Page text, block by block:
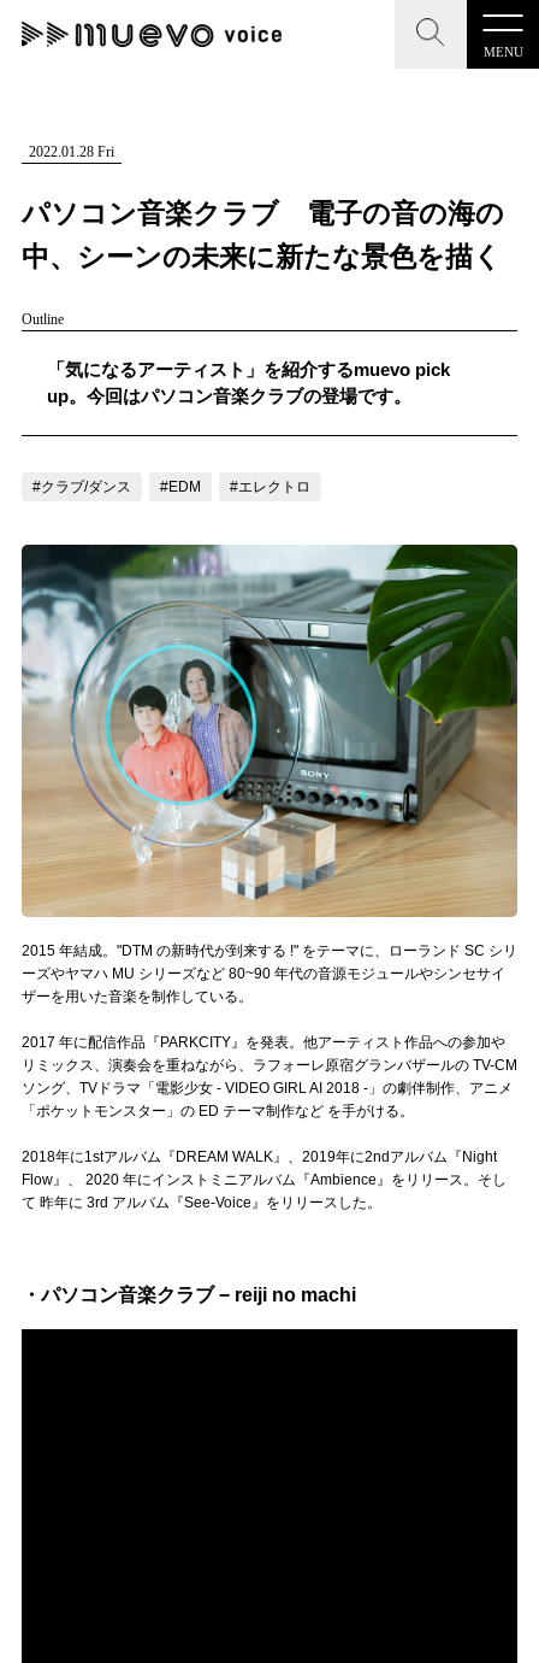
MENU
CLOSE
記事を検索する
人気ワード
#男性SSW #ポップス #女性SSW #ロック
CLOSE
"読者の声を形にする”音楽特化メディア
MENU
記事一覧
記事リクエスト
ログイン
LINK
muevoクラウドファンディング
muevoコミュニティ
ぶいクラ！by muevo
ぶいコミュ！by muevo
ぶいマガ！ by muevo
Follow us
Official SNS
2022.01.28 Fri
パソコン音楽クラブ 電子の音の海の
中、シーンの未来に新たな景色を描く
Outline
「気になるアーティスト」を紹介するmuevo pick
up。今回はパソコン音楽クラブの登場です。
#クラブ/ダンス #EDM #エレクトロ
2015 年結成。"DTM の新時代が到来する !" をテーマに、ローランド SC シリ
ーズやヤマハ MU シリーズなど 80~90 年代の音源モジュールやシンセサイ
ザーを用いた音楽を制作している。
2017 年に配信作品『PARKCITY』を発表。他アーティスト作品への参加や
リミックス、演奏会を重ねながら、ラフォーレ原宿グランバザールの TV-CM
ソング、TVドラマ「電影少女 - VIDEO GIRL AI 2018 -」の劇伴制作、アニメ
「ポケットモンスター」の ED テーマ制作など を手がける。
2018年に1stアルバム『DREAM WALK』、2019年に2ndアルバム『Night
Flow』、 2020 年にインストミニアルバム『Ambience』をリリース。そし
て 昨年に 3rd アルバム『See-Voice』をリリースした。
・パソコン音楽クラブ − reiji no machi